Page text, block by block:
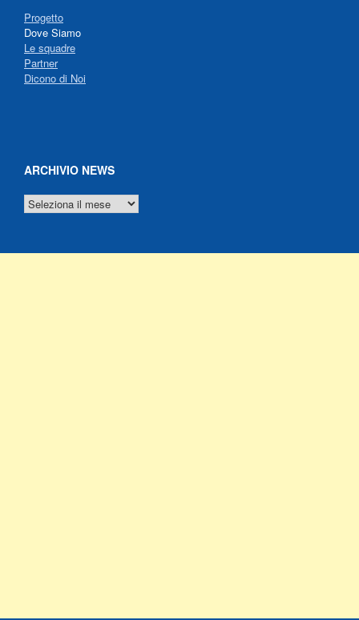
Progetto
Dove Siamo
Le squadre
Partner
Dicono di Noi
ARCHIVIO NEWS
ARCHIVIO
NEWS